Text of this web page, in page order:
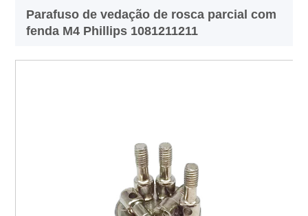
Parafuso de vedação de rosca parcial com
fenda M4 Phillips 1081211211